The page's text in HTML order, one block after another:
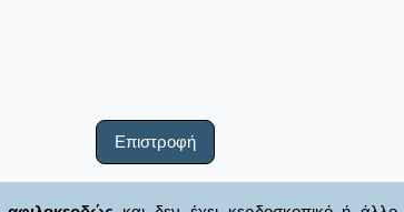
Επιστροφή